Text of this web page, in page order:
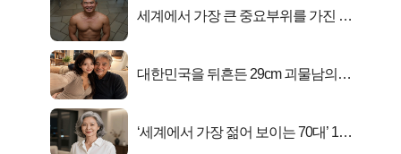
세계에서 가장 큰 중요부위를 가진 남
대한민국을 뒤흔든 29cm 괴물남의
‘세계에서 가장 젊어 보이는 70대’ 1위